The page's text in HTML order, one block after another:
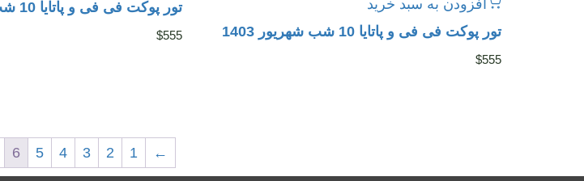
افزودن به سبد خرید
تور پوکت فی فی و پاتایا 10 شب شهریور 1403
$555
تور پوکت فی فی و پاتایا 10 شب مرداد 1403
$555
←
1
2
3
4
5
6